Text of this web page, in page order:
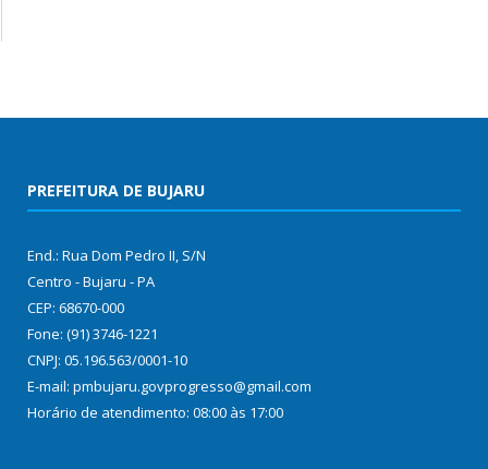
PREFEITURA DE BUJARU
End.: Rua Dom Pedro II, S/N
Centro - Bujaru - PA
CEP: 68670-000
Fone: (91) 3746-1221
CNPJ: 05.196.563/0001-10
E-mail: pmbujaru.govprogresso@gmail.com
Horário de atendimento: 08:00 às 17:00